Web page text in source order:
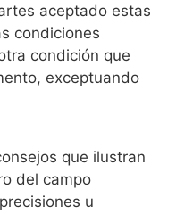
aceptado estas
condiciones
condición que
exceptuando
que ilustran
del campo
u